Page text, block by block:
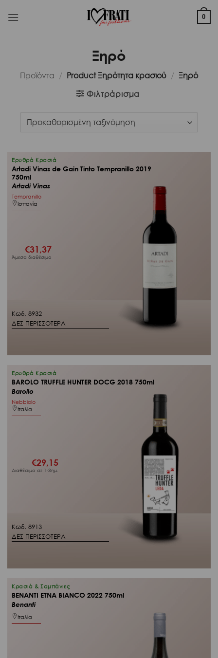
στο
0
Ξηρό
Προϊόντα / Product Ξηρότητα κρασιού / Ξηρό
Φιλτράρισμα
Κωδ. 8932
ΔΕΣ ΠΕΡΙΣΣΟΤΕΡΑ
Ερυθρά Κρασιά
Artadi Vinas de Gain Tinto Tempranillo 2019
750ml
Artadi Vinas
Tempranillo
Ισπανία
€31,37
Άμεσα διαθέσιμο
Κωδ. 8913
ΔΕΣ ΠΕΡΙΣΣΟΤΕΡΑ
Ερυθρά Κρασιά
BAROLO TRUFFLE HUNTER DOCG 2018 750ml
Barollo
Nebbiolo
Ιταλία
€29,15
Διαθέσιμο σε 1-3ημ.
Κρασιά & Σαμπάνιες
BENANTI ETNA BIANCO 2022 750ml
Benanti
Ιταλία